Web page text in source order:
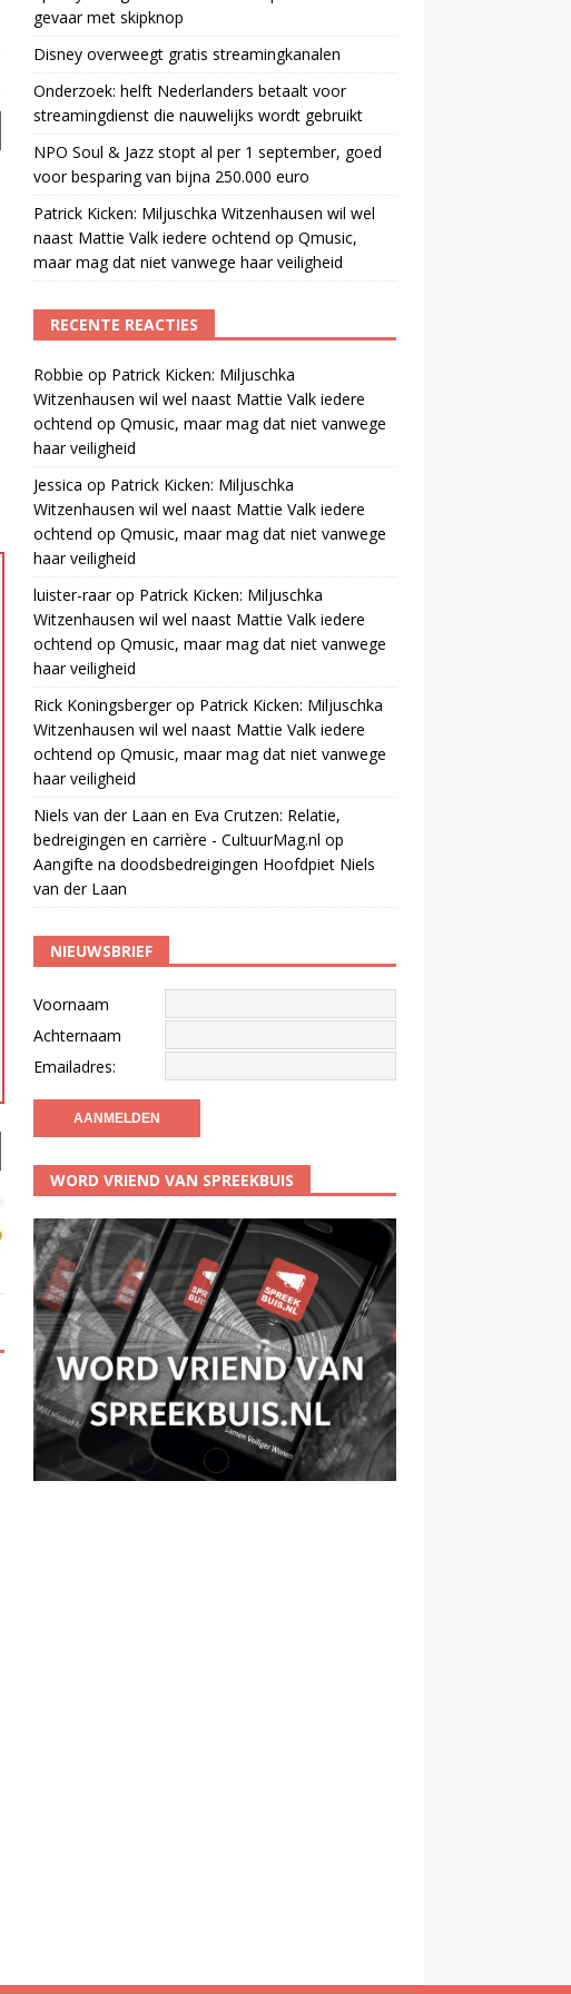
gevaar met skipknop
Disney overweegt gratis streamingkanalen
Onderzoek: helft Nederlanders betaalt voor
streamingdienst die nauwelijks wordt gebruikt
NPO Soul & Jazz stopt al per 1 september, goed
voor besparing van bijna 250.000 euro
Patrick Kicken: Miljuschka Witzenhausen wil wel
naast Mattie Valk iedere ochtend op Qmusic,
maar mag dat niet vanwege haar veiligheid
RECENTE REACTIES
Robbie op Patrick Kicken: Miljuschka
Witzenhausen wil wel naast Mattie Valk iedere
ochtend op Qmusic, maar mag dat niet vanwege
haar veiligheid
Jessica op Patrick Kicken: Miljuschka
Witzenhausen wil wel naast Mattie Valk iedere
ochtend op Qmusic, maar mag dat niet vanwege
haar veiligheid
luister-raarop Patrick Kicken: Miljuschka
Witzenhausen wil wel naast Mattie Valk iedere
ochtend op Qmusic, maar mag dat niet vanwege
haar veiligheid
Rick Koningsbergerop Patrick Kicken: Miljuschka
Witzenhausen wil wel naast Mattie Valk iedere
ochtend op Qmusic, maar mag dat niet vanwege
haar veiligheid
Niels van der Laan en Eva Crutzen: Relatie,
bedreigingen en carrière - CultuurMag.nl op
Aangifte na doodsbedreigingen Hoofdpiet Niels
van der Laan
NIEUWSBRIEF
Voornaam
Achternaam
Emailadres:
WORD VRIEND VAN SPREEKBUIS